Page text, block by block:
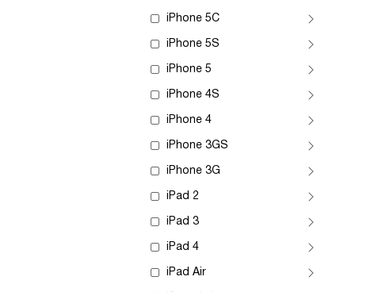
iPhone 5C
iPhone 5S
iPhone 5
iPhone 4S
iPhone 4
iPhone 3GS
iPhone 3G
iPad 2
iPad 3
iPad 4
iPad Air